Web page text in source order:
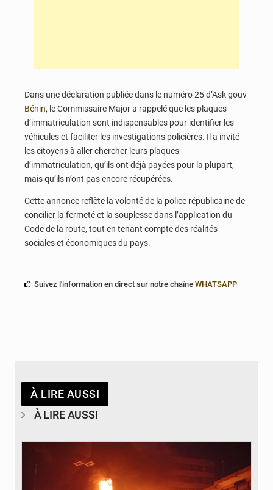
Dans une déclaration publiée dans le numéro 25 d’Ask gouv
Bénin, le Commissaire Major a rappelé que les plaques
d’immatriculation sont indispensables pour identifier les
véhicules et faciliter les investigations policières. Il a invité
les citoyens à aller chercher leurs plaques
d’immatriculation, qu’ils ont déjà payées pour la plupart,
mais qu’ils n’ont pas encore récupérées.
Cette annonce reflète la volonté de la police républicaine de
concilier la fermeté et la souplesse dans l’application du
Code de la route, tout en tenant compte des réalités
sociales et économiques du pays.
Suivez l'information en direct sur notre chaîne WHATSAPP
À LIRE AUSSI
À LIRE AUSSI